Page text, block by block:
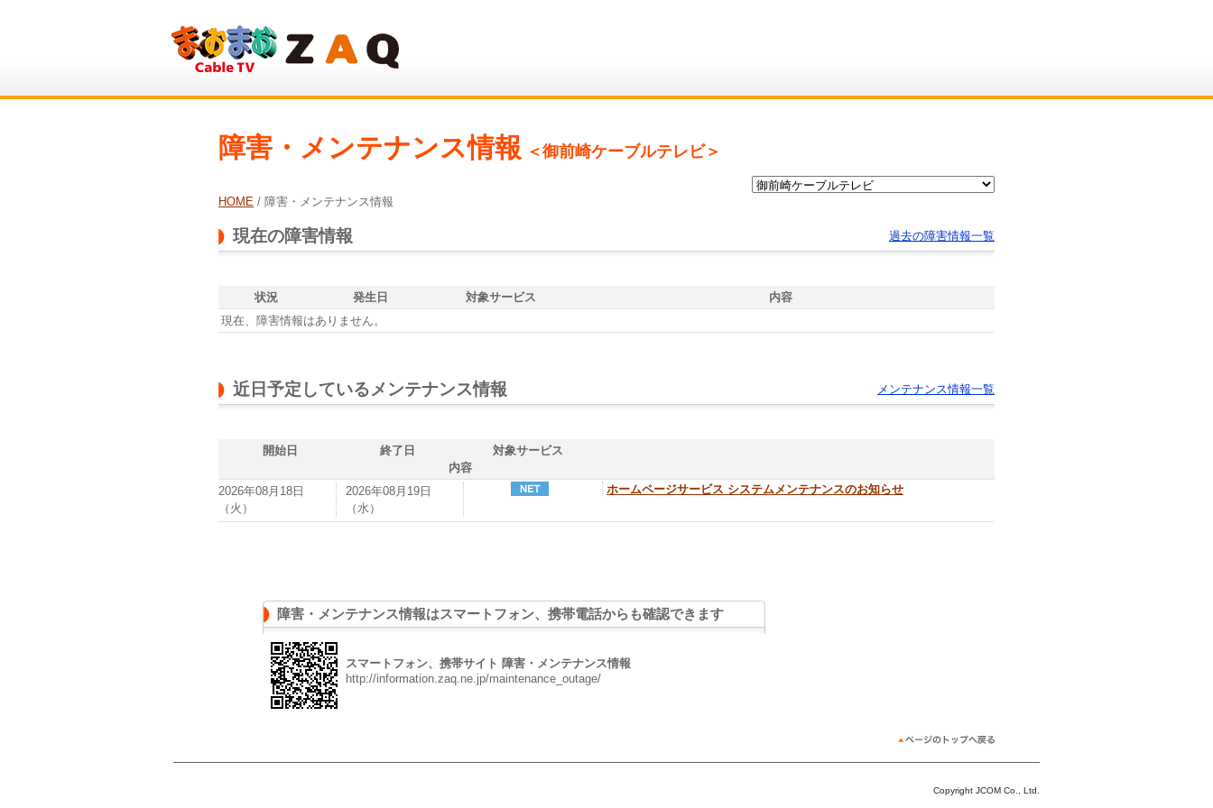
障害・メンテナンス情報 ＜御前崎ケーブルテレビ＞
HOME / 障害・メンテナンス情報
現在の障害情報 過去の障害情報一覧
状況 発生日 対象サービス
内容
現在、障害情報はありません。
近日予定しているメンテナンス情報 メンテナンス情報一覧
開始日 終了日
対象サービス
内容
2026年08月18日
（火）
2026年08月19日
（水）
ホームページサービス システムメンテナンスのお知らせ
障害・メンテナンス情報はスマートフォン、携帯電話からも確認できます
スマートフォン、携帯サイト 障害・メンテナンス情報
http://information.zaq.ne.jp/maintenance_outage/
Copyright JCOM Co., Ltd.